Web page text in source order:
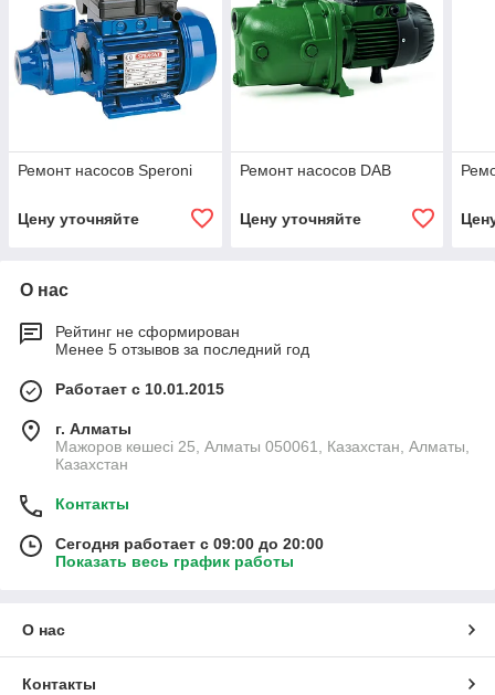
Ремонт насосов Speroni
Цену уточняйте
Ремонт насосов DAB
Цену уточняйте
О нас
Рейтинг не сформирован
Менее 5 отзывов за последний год
Работает с 10.01.2015
г. Алматы
Мажоров көшесі 25, Алматы 050061, Казахстан, Алматы,
Казахстан
Контакты
Сегодня работает с 09:00 до 20:00
Показать весь график работы
О нас
Контакты